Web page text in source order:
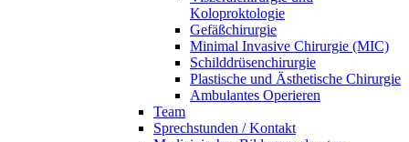
Koloproktologie
Gefäßchirurgie
Minimal Invasive Chirurgie (MIC)
Schilddrüsenchirurgie
Plastische und Ästhetische Chirurgie
Ambulantes Operieren
Team
Sprechstunden / Kontakt